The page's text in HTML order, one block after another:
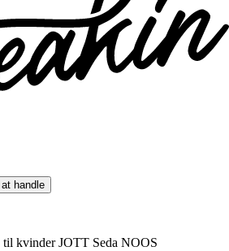
handle
kvinder JOTT Seda NOOS